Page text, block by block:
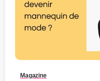
Magazine